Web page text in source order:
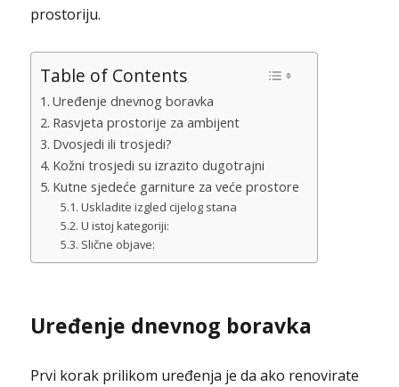
prostoriju.
Table of Contents
Uređenje dnevnog boravka
Rasvjeta prostorije za ambijent
Dvosjedi ili trosjedi?
Kožni trosjedi su izrazito dugotrajni
Kutne sjedeće garniture za veće prostore
Uskladite izgled cijelog stana
U istoj kategoriji:
Slične objave:
Uređenje dnevnog boravka
Prvi korak prilikom uređenja je da ako renovirate